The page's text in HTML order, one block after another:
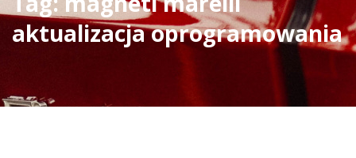
aktualizacja oprogramowania